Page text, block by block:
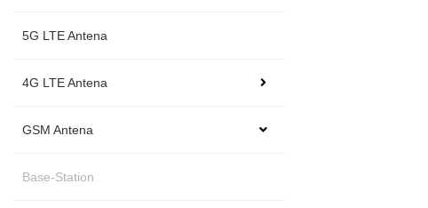
5G LTE Antena
4G LTE Antena
GSM Antena
Base-Station